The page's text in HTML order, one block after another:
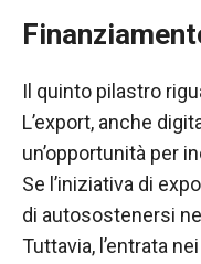
Il quinto pilastro
L’export, anche
un’opportunità per
Se l’iniziativa di
di autosostenersi
Tuttavia, l’entrata